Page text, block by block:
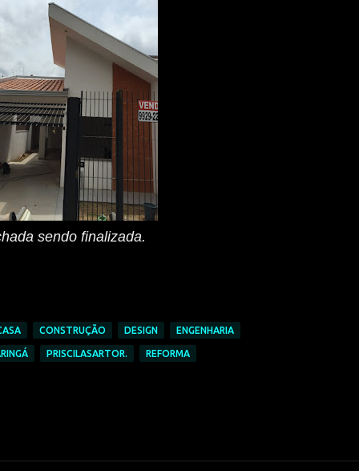
sendo finalizada.
CONSTRUÇÃO DESIGN ENGENHARIA
PRISCILASARTOR. REFORMA